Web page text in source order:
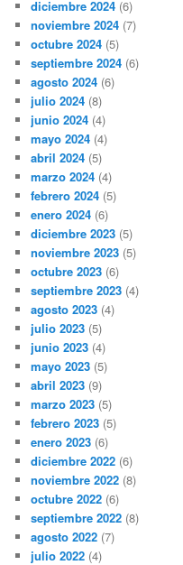
diciembre 2024 (6)
noviembre 2024 (7)
octubre 2024 (5)
septiembre 2024 (6)
agosto 2024 (6)
julio 2024 (8)
junio 2024 (4)
mayo 2024 (4)
abril 2024 (5)
marzo 2024 (4)
febrero 2024 (5)
enero 2024 (6)
diciembre 2023 (5)
noviembre 2023 (5)
octubre 2023 (6)
septiembre 2023 (4)
agosto 2023 (4)
julio 2023 (5)
junio 2023 (4)
mayo 2023 (5)
abril 2023 (9)
marzo 2023 (5)
febrero 2023 (5)
enero 2023 (6)
diciembre 2022 (6)
noviembre 2022 (8)
octubre 2022 (6)
septiembre 2022 (8)
agosto 2022 (7)
julio 2022 (4)